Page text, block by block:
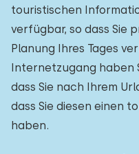
touristischen
verfügbar, so dass Sie
Planung Ihres Tages
Internetzugang haben
dass Sie nach Ihrem
dass Sie diesen einen
haben.